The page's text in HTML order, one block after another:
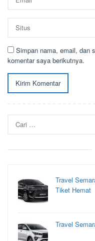
Simpan nama, email, dan
komentar saya berikutnya.
untuk:
Travel
Tiket Hemat
Travel